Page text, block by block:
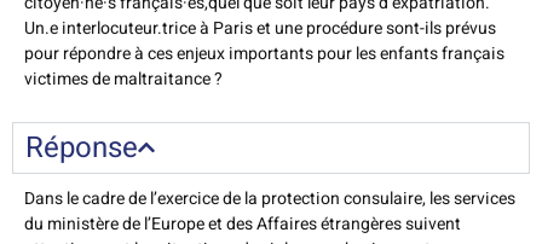
Un.e interlocuteur.trice à Paris et une procédure sont-ils prévus
pour répondre à ces enjeux importants pour les enfants français
victimes de maltraitance ?
Réponse
Dans le cadre de l’exercice de la protection consulaire, les services
du ministère de l’Europe et des Affaires étrangères suivent